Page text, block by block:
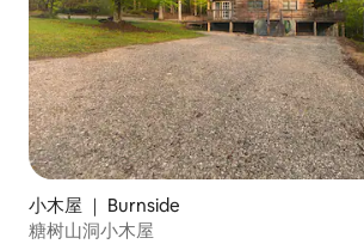
小木屋 ｜ Burnside
糖树山洞小木屋